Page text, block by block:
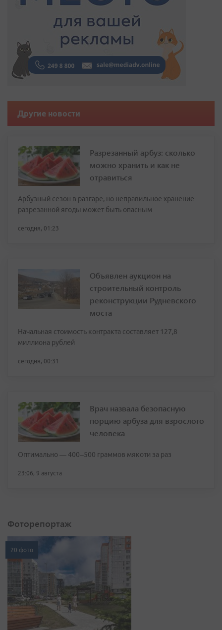
Другие новости
Разрезанный арбуз: сколько
можно хранить и как не
отравиться
Арбузный сезон в разгаре, но неправильное хранение
разрезанной ягоды может быть опасным
сегодня, 01:23
Объявлен аукцион на
строительный контроль
реконструкции Рудневского
моста
Начальная стоимость контракта составляет 127,8
миллиона рублей
сегодня, 00:31
Врач назвала безопасную
порцию арбуза для взрослого
человека
Оптимально — 400–500 граммов мякоти за раз
23:06, 9 августа
Фоторепортаж
20 фото